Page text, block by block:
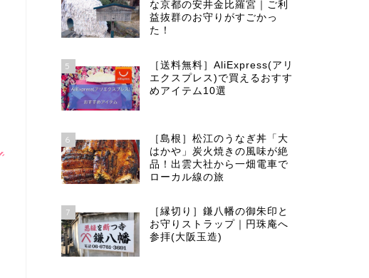
な京都の安井金比羅宮｜ご利
益抜群のお守りがすごかっ
た！
5
［送料無料］AliExpress(アリ
エクスプレス)で買えるおすす
めアイテム10選
6
［島根］松江のうなぎ丼「大
はかや」炭火焼きの風味が絶
品！出雲大社から一畑電車で
ローカル線の旅
7
［縁切り］鎌八幡の御朱印と
お守りストラップ｜円珠庵へ
参拝(大阪玉造)